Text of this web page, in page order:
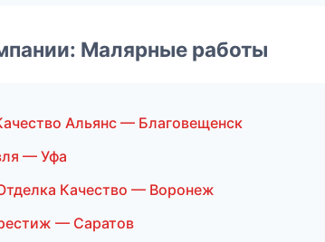
Малярные работы
Альянс — Благовещенск
— Уфа
Качество — Воронеж
— Саратов